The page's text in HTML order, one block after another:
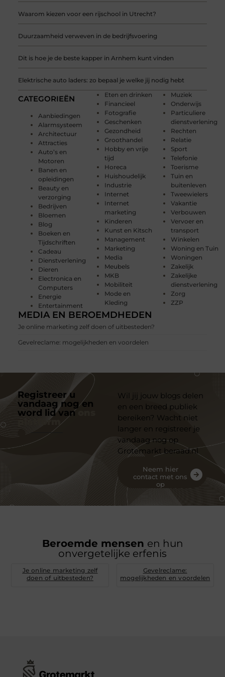
Waarom kiezen voor een rijschool in Utrecht?
Duurzaamheid verweven in de bedrijfsvoering
Dit is hoe je de beste kapper in Arnhem kunt vinden
Elektrische auto laders: zo bepaal je welke jij nodig hebt
CATEGORIEËN
Aanbiedingen
Alarmsysteem
Architectuur
Attracties
Auto’s en
Motoren
Banen en
opleidingen
Beauty en
verzorging
Bedrijven
Bloemen
Blog
Boeken en
Tijdschriften
Cadeau
Dienstverlening
Dieren
Electronica en
Computers
Energie
Entertainment
Eten en drinken
Financieel
Fotografie
Geschenken
Gezondheid
Groothandel
Hobby en vrije
tijd
Horeca
Huishoudelijk
Industrie
Internet
Internet
marketing
Kinderen
Kunst en Kitsch
Management
Marketing
Media
Meubels
MKB
Mobiliteit
Mode en
Kleding
Muziek
Onderwijs
Particuliere
dienstverlening
Rechten
Relatie
Sport
Telefonie
Toerisme
Tuin en
buitenleven
Tweewielers
Vakantie
Verbouwen
Vervoer en
transport
Winkelen
Woning en Tuin
Woningen
Zakelijk
Zakelijke
dienstverlening
Zorg
ZZP
MEDIA EN BEROEMDHEDEN
Je online marketing zelf doen of uitbesteden?
Gevelreclame: mogelijkheden en voordelen
Registreer u
vandaag nog en
word lid van
platform
Wil jij jouw blogs delen
en een breed publiek
bereiken? Wacht niet
langer en registreer je
vandaag nog op
Grotemarkt beraad.nl
Neem hier
contact met ons
op
Beroemde mensen en hun
onvergetelijke erfenis
Je online marketing zelf
doen of uitbesteden?
Gevelreclame:
mogelijkheden en voordelen